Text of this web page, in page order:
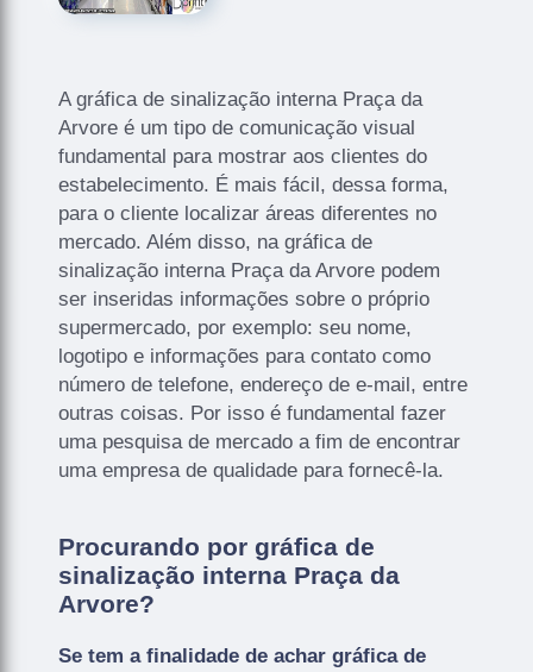
A gráfica de sinalização interna Praça da
Arvore é um tipo de comunicação visual
fundamental para mostrar aos clientes do
estabelecimento. É mais fácil, dessa forma,
para o cliente localizar áreas diferentes no
mercado. Além disso, na gráfica de
sinalização interna Praça da Arvore podem
ser inseridas informações sobre o próprio
supermercado, por exemplo: seu nome,
logotipo e informações para contato como
número de telefone, endereço de e-mail, entre
outras coisas. Por isso é fundamental fazer
uma pesquisa de mercado a fim de encontrar
uma empresa de qualidade para fornecê-la.
Procurando por gráfica de
sinalização interna Praça da
Arvore?
Se tem a finalidade de achar gráfica de